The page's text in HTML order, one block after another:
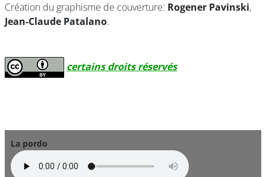
Création du graphisme de couverture: Rogener Pavinski,
Jean-Claude Patalano.
certains droits réservés
La pordo